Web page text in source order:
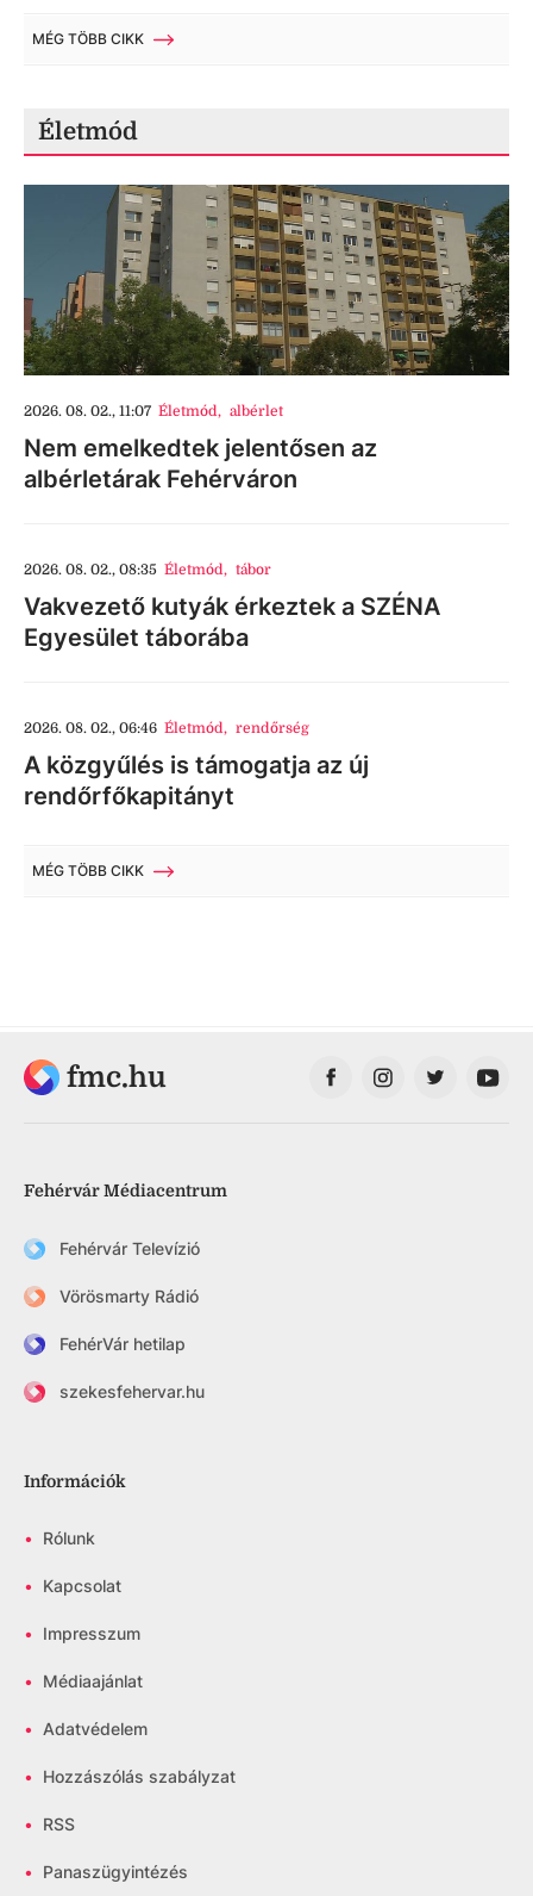
MÉG TÖBB CIKK
Életmód
2026. 08. 02., 11:07 Életmód, albérlet
Nem emelkedtek jelentősen az
albérletárak Fehérváron
2026. 08. 02., 08:35 Életmód, tábor
Vakvezető kutyák érkeztek a SZÉNA
Egyesület táborába
2026. 08. 02., 06:46 Életmód, rendőrség
A közgyűlés is támogatja az új
rendőrfőkapitányt
MÉG TÖBB CIKK
fmc.hu
Fehérvár Médiacentrum
Fehérvár Televízió
Vörösmarty Rádió
FehérVár hetilap
szekesfehervar.hu
Információk
• Rólunk
• Kapcsolat
• Impresszum
• Médiaajánlat
• Adatvédelem
• Hozzászólás szabályzat
• RSS
• Panaszügyintézés